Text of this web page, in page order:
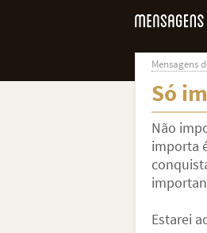
Mensagens
Só
Não
importa
Estarei